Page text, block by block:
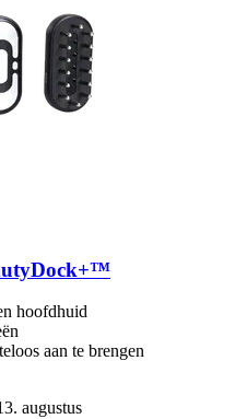
hoofdhuid
aan te brengen
augustus